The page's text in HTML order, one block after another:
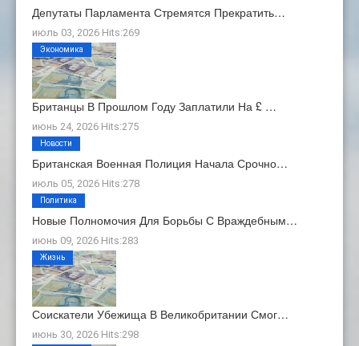
Депутаты Парламента Стремятся Прекратить…
июль 03, 2026 Hits:269
Британцы В Прошлом Году Заплатили На £ …
июнь 24, 2026 Hits:275
Экономика
Британская Военная Полиция Начала Срочно…
июль 05, 2026 Hits:278
Новости
Новые Полномочия Для Борьбы С Враждебным…
июнь 09, 2026 Hits:283
Политика
Соискатели Убежища В Великобритании Смог…
июнь 30, 2026 Hits:298
Жизнь